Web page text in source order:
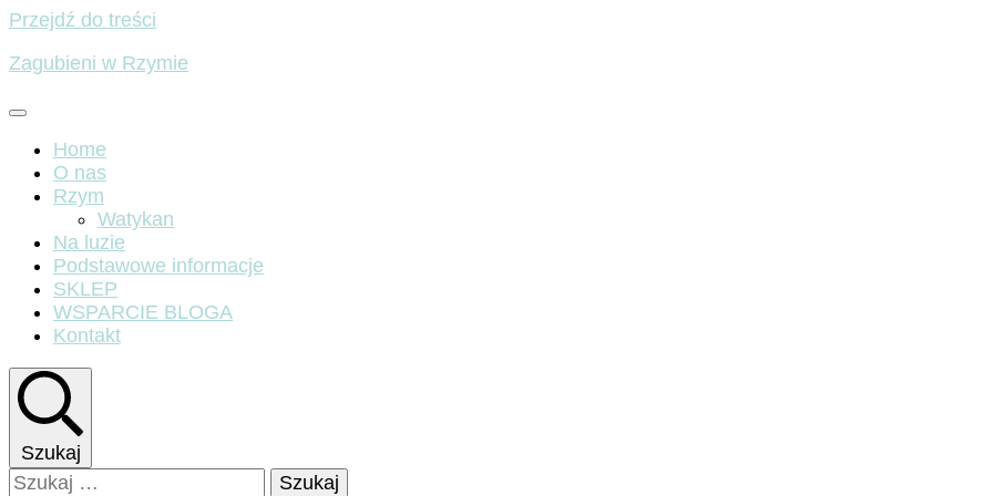
Przejdź do treści
Zagubieni w Rzymie
Home
O nas
Rzym
Watykan
Na luzie
Podstawowe informacje
SKLEP
WSPARCIE BLOGA
Kontakt
Szukaj
Szukaj: